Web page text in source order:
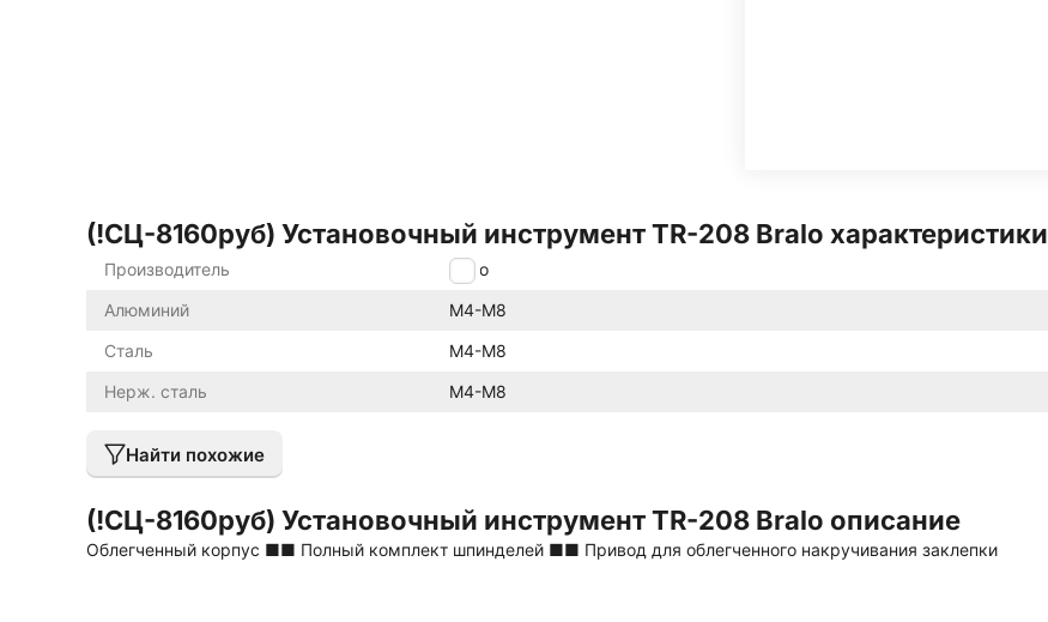
(!СЦ-8160руб) Установочный инструмент TR-208 Bralo характеристики
Производитель
Bralo
Алюминий
М4-М8
Сталь
М4-М8
Нерж. сталь
М4-М8
Найти похожие
(!СЦ-8160руб) Установочный инструмент TR-208 Bralo описание
Облегченный корпус ■■ Полный комплект шпинделей ■■ Привод для облегченного накручивания заклепки